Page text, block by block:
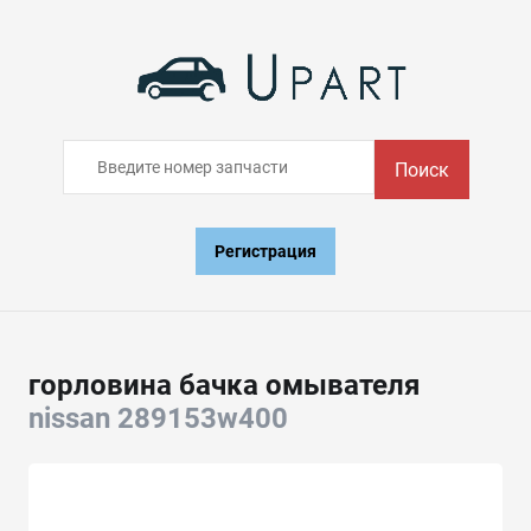
Поиск
Регистрация
горловина бачка омывателя
nissan 289153w400